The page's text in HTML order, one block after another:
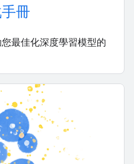
冊
最佳化深度學習模型的